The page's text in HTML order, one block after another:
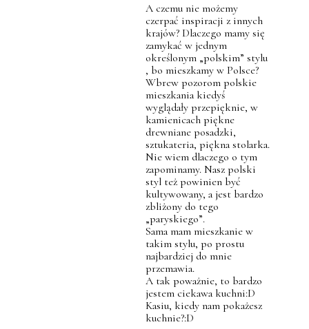
A czemu nie możemy
czerpać inspiracji z innych
krajów? Dlaczego mamy się
zamykać w jednym
określonym „polskim” stylu
, bo mieszkamy w Polsce?
Wbrew pozorom polskie
mieszkania kiedyś
wyglądały przepięknie, w
kamienicach piękne
drewniane posadzki,
sztukateria, piękna stolarka.
Nie wiem dlaczego o tym
zapominamy. Nasz polski
styl też powinien być
kultywowany, a jest bardzo
zbliżony do tego
„paryskiego”.
Sama mam mieszkanie w
takim stylu, po prostu
najbardziej do mnie
przemawia.
A tak poważnie, to bardzo
jestem ciekawa kuchni:D
Kasiu, kiedy nam pokażesz
kuchnie?:D